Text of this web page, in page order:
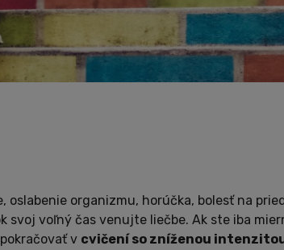
oslabenie organizmu, horúčka, bolesť na
svoj voľný čas venujte liečbe. Ak ste iba
v cvičení so zníženou